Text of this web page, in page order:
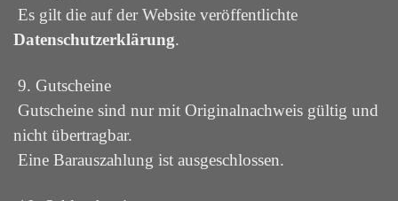
Es gilt die auf der Website veröffentlichte
Datenschutzerklärung.
9. Gutscheine
Gutscheine sind nur mit Originalnachweis gültig und
nicht übertragbar.
Eine Barauszahlung ist ausgeschlossen.